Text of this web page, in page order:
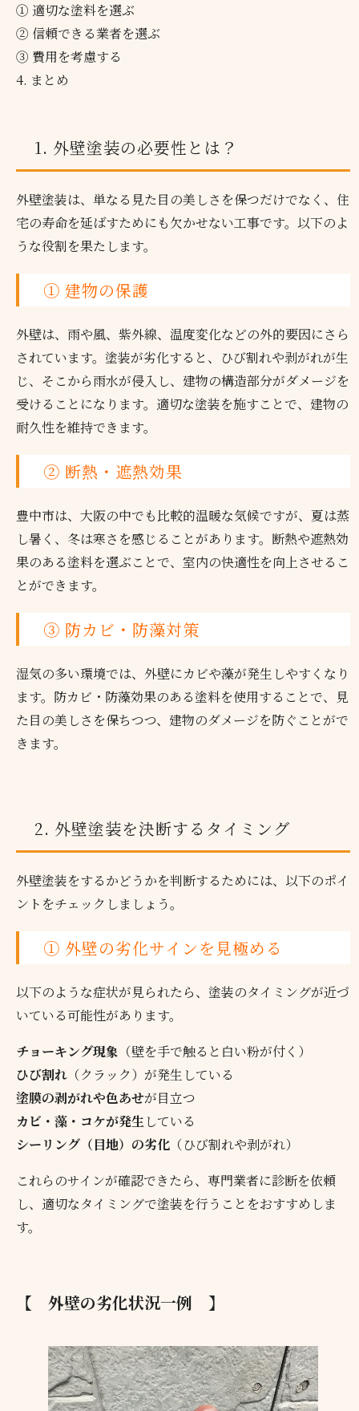
① 適切な塗料を選ぶ
② 信頼できる業者を選ぶ
③ 費用を考慮する
4. まとめ
1. 外壁塗装の必要性とは？
外壁塗装は、単なる見た目の美しさを保つだけでなく、住
宅の寿命を延ばすためにも欠かせない工事です。以下のよ
うな役割を果たします。
① 建物の保護
外壁は、雨や風、紫外線、温度変化などの外的要因にさら
されています。塗装が劣化すると、ひび割れや剥がれが生
じ、そこから雨水が侵入し、建物の構造部分がダメージを
受けることになります。適切な塗装を施すことで、建物の
耐久性を維持できます。
② 断熱・遮熱効果
豊中市は、大阪の中でも比較的温暖な気候ですが、夏は蒸
し暑く、冬は寒さを感じることがあります。断熱や遮熱効
果のある塗料を選ぶことで、室内の快適性を向上させるこ
とができます。
③ 防カビ・防藻対策
湿気の多い環境では、外壁にカビや藻が発生しやすくなり
ます。防カビ・防藻効果のある塗料を使用することで、見
た目の美しさを保ちつつ、建物のダメージを防ぐことがで
きます。
2. 外壁塗装を決断するタイミング
外壁塗装をするかどうかを判断するためには、以下のポイ
ントをチェックしましょう。
① 外壁の劣化サインを見極める
以下のような症状が見られたら、塗装のタイミングが近づ
いている可能性があります。
チョーキング現象 （壁を手で触ると白い粉が付く）
ひび割れ （クラック）が発生している
塗膜の剥がれや色あせが目立つ
カビ・藻・コケが発生 している
シーリング（目地）の劣化 （ひび割れや剥がれ）
これらのサインが確認できたら、専門業者に診断を依頼
し、適切なタイミングで塗装を行うことをおすすめしま
す。
【 外壁の劣化状況一例 】